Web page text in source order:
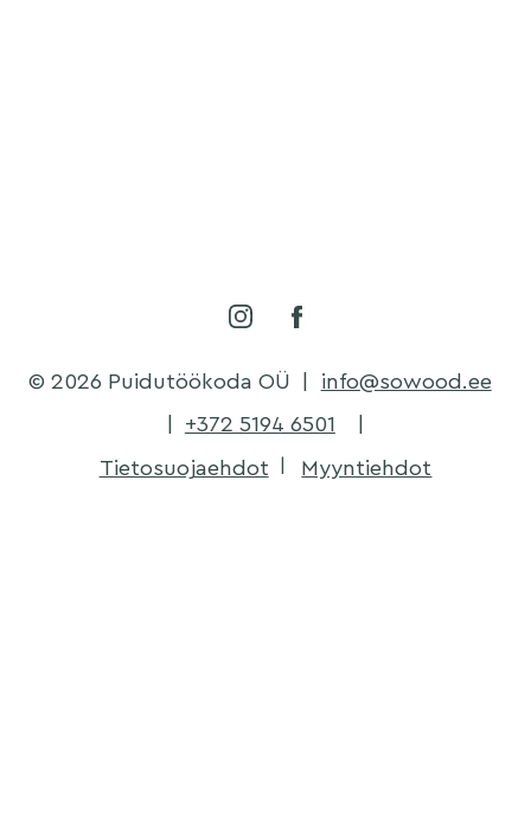
© 2026 Puidutöökoda OÜ
info@sowood.ee
+372 5194 6501
Tietosuojaehdot
Myyntiehdot